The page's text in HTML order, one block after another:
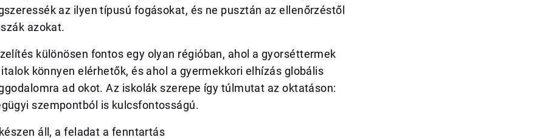
az ilyen típusú fogásokat, és ne pusztán az ellenőrzéstől
azokat.
különösen fontos egy olyan régióban, ahol a gyorséttermek
könnyen elérhetők, és ahol a gyermekkori elhízás globális
ad okot. Az iskolák szerepe így túlmutat az oktatáson:
szempontból is kulcsfontosságú.
áll, a feladat a fenntartás